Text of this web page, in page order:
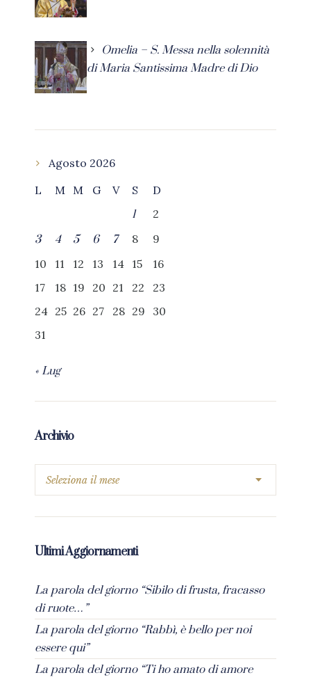
Omelia – S. Messa nella solennità
di Maria Santissima Madre di Dio
Agosto 2026
L
M M G V S
D
1
2
3
4 5 6 7 8
9
10
11 12 13 14 15
16
17
18 19 20 21 22
23
24 25 26 27 28 29
30
31
« Lug
Archivio
Ultimi Aggiornamenti
La parola del giorno “Sibilo di frusta, fracasso
di ruote…”
La parola del giorno “Rabbì, è bello per noi
essere qui”
La parola del giorno “Ti ho amato di amore